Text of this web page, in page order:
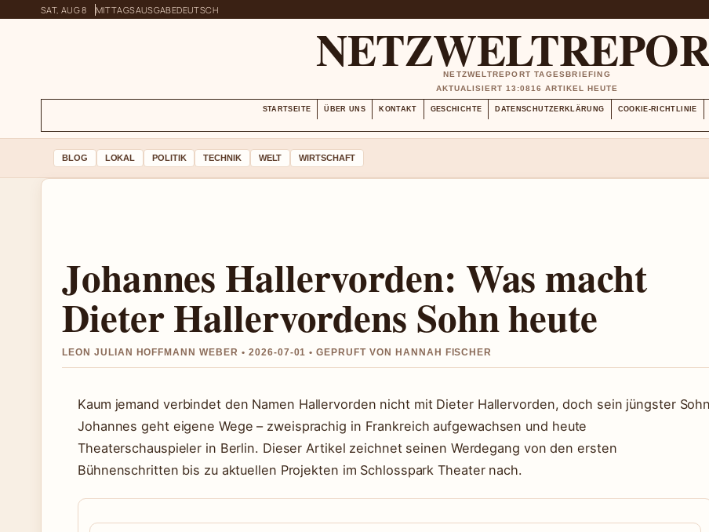
SAT, AUG 8 MITTAGSAUSGABEDEUTSCH
NETZWELTREPORT TAGESBRIEFING
AKTUALISIERT 13:0816 ARTIKEL HEUTE
STARTSEITE ÜBER UNS KONTAKT GESCHICHTE DATENSCHUTZERKLÄRUNG COOKIE-RICHTLINIE
BLOG LOKAL POLITIK TECHNIK WELT WIRTSCHAFT
Johannes Hallervorden: Was macht
Dieter Hallervordens Sohn heute
LEON JULIAN HOFFMANN WEBER • 2026-07-01 • GEPRUFT VON HANNAH FISCHER
Kaum jemand verbindet den Namen Hallervorden nicht mit Dieter Hallervorden, doch sein jüngster Sohn
Johannes geht eigene Wege – zweisprachig in Frankreich aufgewachsen und heute
Theaterschauspieler in Berlin. Dieser Artikel zeichnet seinen Werdegang von den ersten
Bühnenschritten bis zu aktuellen Projekten im Schlosspark Theater nach.